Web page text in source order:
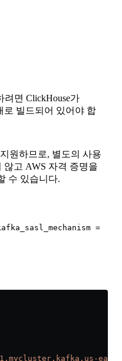
면 ClickHouse가
로 빌드되어 있어야 합
원하므로, 별도의 사용
고 AWS 자격 증명을
수 있습니다.
=
east-